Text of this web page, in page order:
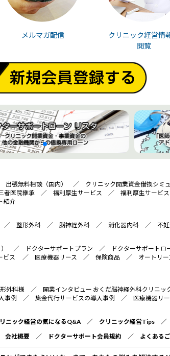
メルマガ配信
クリニック経営情
閲覧
出張無料相談（国内） ／ クリニック開業資金借換シミ
者医院継承 ／ 福利厚生サービス ／ 福利厚生サービ
紹介
／ 整形外科 ／ 脳神経外科 ／ 消化器内科 ／ 不
／ ドクターサポートプラン ／ ドクターサポートロ
ビス ／ 医療機器リース ／ 保険商品 ／ オートリー
外科様 ／ 開業インタビュー おくだ脳神経外科クリニッ
事例 ／ 集金代行サービスの導入事例 ／ 医療機器リ
ニック経営の気になるQ&A ／ クリニック経営Tips ／
会社概要 ／ ドクターサポート会員規約 ／ よくある